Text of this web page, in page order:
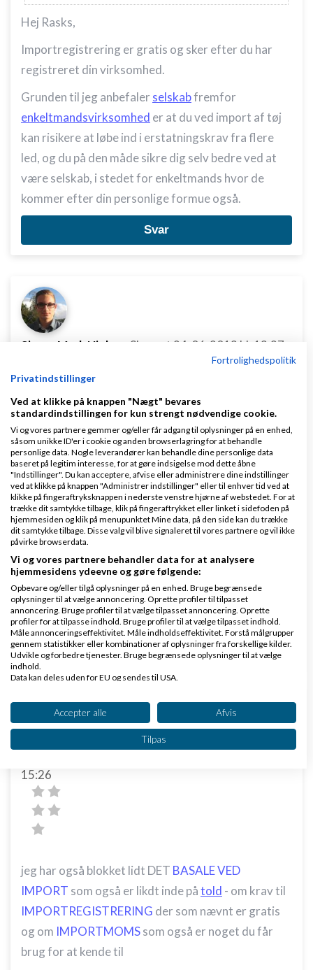
Hej Rasks,
Importregistrering er gratis og sker efter du har
registreret din virksomhed.
Grunden til jeg anbefaler selskabfremfor
enkeltmandsvirksomhed er at du ved import af tøj
kan risikere at løbe ind i erstatningskrav fra flere
led, og du på den måde sikre dig selv bedre ved at
være selskab, i stedet for enkeltmands hvor de
kommer efter din personlige formue også.
Svar
Simon Mark Nielsen Skrevet 24-06-2013 kl. 13:37
Rasks:
Du nævner, at jeg skal import registreres hvad
koster den slags ?
Du kan finde flere informationer om
importgodekendelser på
Starvæksts hjemmeside
Med venlig hilsen
Simon Mark Nielsen
Svar
.
Cookie - John HannoverSkrevet24-06-2013kl.
15:26
jeg har også blokket lidt DET BASALE VED
IMPORT som også er likdt inde påtold - om krav til
IMPORTREGISTRERING der som nævnt er gratis
og om IMPORTMOMSsom også er noget du får
brug for at kende til
Fortrolighedspolitik
Privatindstillinger
Ved at klikke på knappen "Nægt" bevares
standardindstillingen for kun strengt nødvendige cookie.
Vi og vores partnere gemmer og/eller får adgang til oplysninger på en enhed,
såsom unikke ID'er i cookie og anden browserlagring for at behandle
personlige data. Nogle leverandører kan behandle dine personlige data
baseret på legitim interesse, for at gøre indsigelse mod dette åbne
"Indstillinger". Du kan acceptere, afvise eller administrere dine indstillinger
ved at klikke på knappen "Administrer indstillinger" eller til enhver tid ved at
klikke på fingeraftryksknappen i nederste venstre hjørne af webstedet. For at
trække dit samtykke tilbage, klik på fingeraftrykket eller linket i sidefoden på
hjemmesiden og klik på menupunktet Mine data, på den side kan du trække
dit samtykke tilbage. Disse valg vil blive signaleret til vores partnere og vil ikke
påvirke browserdata.
Vi og vores partnere behandler data for at analysere
hjemmesidens ydeevne og gøre følgende:
Opbevare og/eller tilgå oplysninger på en enhed. Bruge begrænsede
oplysninger til at vælge annoncering. Oprette profiler til tilpasset
annoncering. Bruge profiler til at vælge tilpasset annoncering. Oprette
profiler for at tilpasse indhold. Bruge profiler til at vælge tilpasset indhold.
Måle annonceringseffektivitet. Måle indholdseffektivitet. Forstå målgrupper
gennem statistikker eller kombinationer af oplysninger fra forskellige kilder.
Udvikle og forbedre tjenester. Bruge begrænsede oplysninger til at vælge
indhold.
Data kan deles uden for EU og sendes til USA.
Se partnerliste (2 IAB-leverandører)
Vi bruger dine data til følgende formål:
IAB's behandlingsformål:
Opbevare og/eller tilgå oplysninger på en
enhed
Bruge begrænsede oplysninger til at vælge
annoncering
Bruge profiler til at vælge tilpasset
annoncering
Oprette profiler for at tilpasse indhold
Bruge profiler til at vælge tilpasset indhold
Accepter alle Afvis
Tilpas